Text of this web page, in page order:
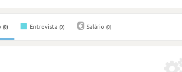
(0) Entrevista (0) Salário (0)